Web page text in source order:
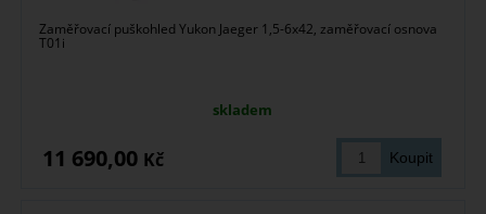
Zaměřovací puškohled Yukon Jaeger 1,5-6x42, zaměřovací osnova
T01i
skladem
11 690,00 Kč